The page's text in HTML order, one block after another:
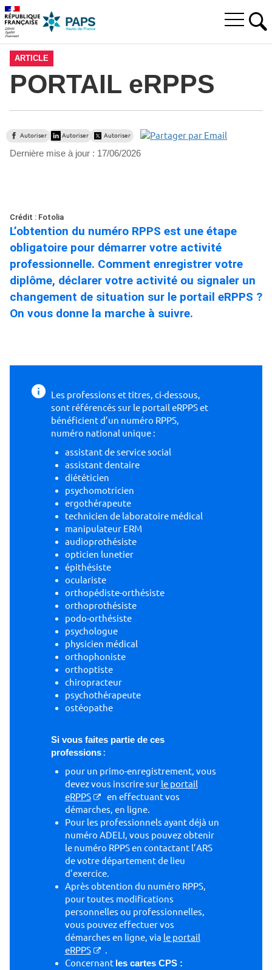
Aller
la
Aller
au
menu
Aller
au
contenu
Ouvrir
ARTICLE
PORTAIL eRPPS
Autoriser Autoriser Autoriser
Dernière mise à jour : 17/06/2026
Crédit : Fotolia
L’obtention du numéro RPPS est une étape
obligatoire pour démarrer votre activité
professionnelle. Comment enregistrer votre
diplôme, déclarer votre activité ou signaler un
changement de situation sur le portail eRPPS ?
On vous donne la marche à suivre.
Les professions et titres, ci-dessous,
sont référencés sur le portail eRPPS et
bénéficient d’un numéro RPPS,
numéro national unique :
assistant de service social
assistant dentaire
diététicien
psychomotricien
ergothérapeute
technicien de laboratoire médical
manipulateur ERM
audioprothésiste
opticien lunetier
épithésiste
oculariste
orthopédiste-orthésiste
orthoprothésiste
podo-orthésiste
psychologue
physicien médical
orthophoniste
orthoptiste
chiropracteur
psychothérapeute
ostéopathe
Si vous faites partie de ces
professions :
pour un primo-enregistrement, vous
devez vous inscrire sur le portail
eRPPS
en effectuant vos
démarches, en ligne.
Pour les professionnels ayant déjà un
numéro ADELI, vous pouvez obtenir
le numéro RPPS en contactant l’ARS
de votre département de lieu
d’exercice.
Après obtention du numéro RPPS,
pour toutes modifications
personnelles ou professionnelles,
vous pouvez effectuer vos
démarches en ligne, via le portail
eRPPS
.
Concernant les cartes CPS :